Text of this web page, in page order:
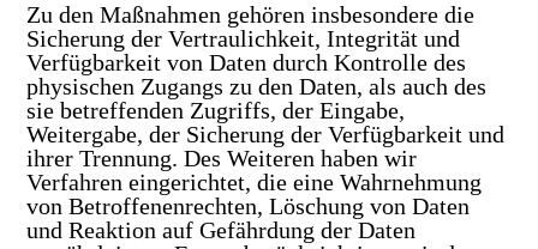
Zu den Maßnahmen gehören insbesondere die
Sicherung der Vertraulichkeit, Integrität und
Verfügbarkeit von Daten durch Kontrolle des
physischen Zugangs zu den Daten, als auch des
sie betreffenden Zugriffs, der Eingabe,
Weitergabe, der Sicherung der Verfügbarkeit und
ihrer Trennung. Des Weiteren haben wir
Verfahren eingerichtet, die eine Wahrnehmung
von Betroffenenrechten, Löschung von Daten
und Reaktion auf Gefährdung der Daten